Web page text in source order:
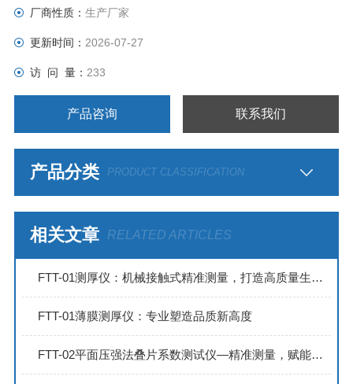
厂商性质： 生产厂家
更新时间： 2026-07-27
访 问 量： 233
产品咨询 联系我们
产品分类 PRODUCT CLASSIFICATION
相关文章 RELATED ARTICLES
FTT-01测厚仪：机械接触式精准测量，打造高质量生产标准
FTT-01薄膜测厚仪：专业塑造品质新高度
FTT-02平面压强法叠片系数测试仪—精准测量，赋能非晶纳米晶合金带材研发